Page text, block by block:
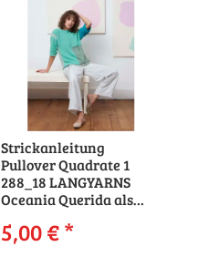
Strickanleitung
Pullover Quadrate 1
288_18 LANGYARNS
Oceania Querida als
5,00 €*